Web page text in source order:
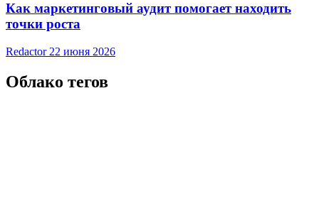
Как маркетинговый аудит помогает находить
точки роста
Redactor 22 июня 2026
Облако тегов